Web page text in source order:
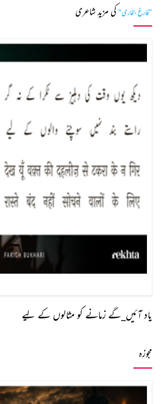
"فارغ بخاری" کی مزید شاعری
یاد آئیں_گے زمانے کو مثالوں کے لیے
مجوزہ